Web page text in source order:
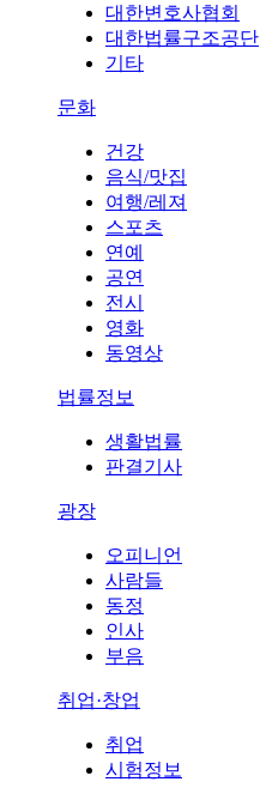
대한변호사협회
대한법률구조공단
기타
문화
건강
음식/맛집
여행/레져
스포츠
연예
공연
전시
영화
동영상
법률정보
생활법률
판결기사
광장
오피니언
사람들
동정
인사
부음
취업·창업
취업
시험정보